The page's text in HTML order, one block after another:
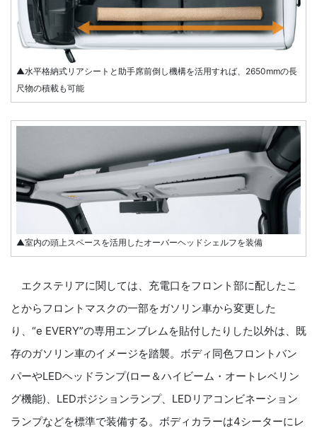
▲水平格納式リアシートと助手席前倒し機構を活用すれば、2650mmの長
尺物の積載も可能
▲室内の頭上スペースを活用したオーバーヘッドシェルフを装備
エクステリアに関しては、充電口をフロント部に配したこ
とからフロントマスクの一部をガソリン車から変更した
り、“e EVERY”の専用エンブレムを貼付したりした以外は、既
存のガソリン車のイメージを踏襲。ボディ同色フロントバン
パーやLEDヘッドランプ(ロー＆ハイビーム・オートレベリン
グ機能)、LEDポジションランプ、LEDリアコンビネーション
ランプなどを標準で装備する。ボディカラーは4シーターにレ